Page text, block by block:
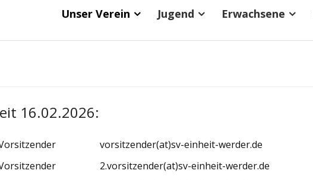
Unser Verein Jugend Erwachsene
16.02.2026:
vorsitzender(at)sv-einheit-werder.de
2.vorsitzender(at)sv-einheit-werder.de